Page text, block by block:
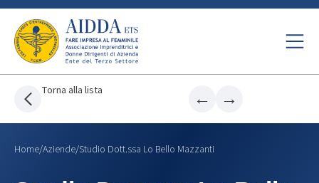
Torna alla lista ← →
Home/Aziende/Studio Dott.ssa Lo Bello Mazzanti